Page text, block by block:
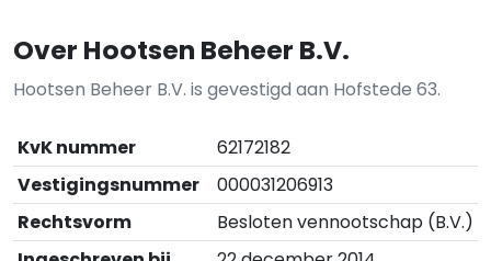
Over Hootsen Beheer B.V.
Hootsen Beheer B.V. is gevestigd aan Hofstede 63.
KvK nummer
62172182
Vestigingsnummer
000031206913
Rechtsvorm
Besloten vennootschap (B.V.)